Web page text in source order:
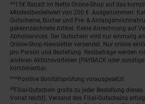
**15€ Rabatt im Netto Online-Shop auf das
Mindestbestellwert von 200 €. Ausgenommen:
Gutscheine, Bücher und Pre- &
gekennzeichnete Artikel. Keine Anrechnung auf
Abholservices. Der Gutschein wird nur einmalig
Online-Shop-Newsletter versendet. Nur online
pro Person und Bestellung. Restbeträge werden
anderen Aktionsvorteilen (PAYBACK oder
kombinierbar.
***Positive Bonitätsprüfung vorausgesetzt
²⁰Filial-Gutschein gratis zu jeder Bestellung
Vorrat reicht). Versand des Filial-Gutscheins